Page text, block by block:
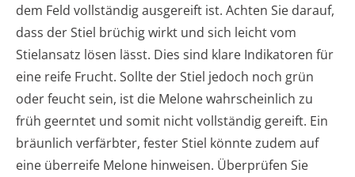
dem Feld vollständig ausgereift ist. Achten Sie darauf,
dass der Stiel brüchig wirkt und sich leicht vom
Stielansatz lösen lässt. Dies sind klare Indikatoren für
eine reife Frucht. Sollte der Stiel jedoch noch grün
oder feucht sein, ist die Melone wahrscheinlich zu
früh geerntet und somit nicht vollständig gereift. Ein
bräunlich verfärbter, fester Stiel könnte zudem auf
eine überreife Melone hinweisen. Überprüfen Sie